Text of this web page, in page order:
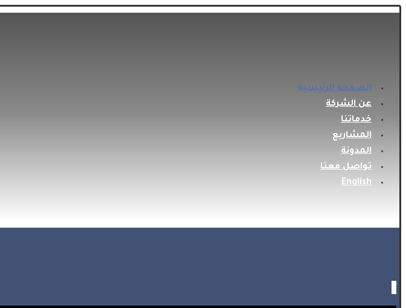
الصفحة الرئيسية
عن الشركة
خدماتنا
المشاريع
المدونة
تواصل معنا
English